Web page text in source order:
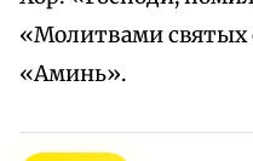
«Молитвами святых
«Аминь».